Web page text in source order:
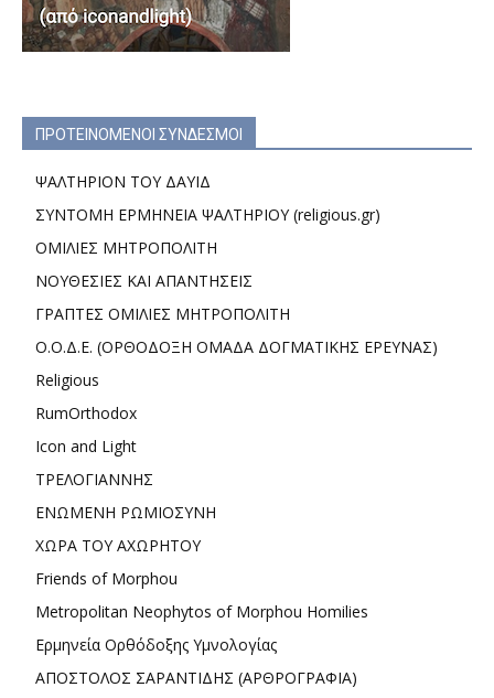
ΠΡΟΤΕΙΝΟΜΕΝΟΙ ΣΥΝΔΕΣΜΟΙ
ΨΑΛΤΗΡΙΟΝ ΤΟΥ ΔΑΥΙΔ
ΣΥΝΤΟΜΗ ΕΡΜΗΝΕΙΑ ΨΑΛΤΗΡΙΟΥ (religious.gr)
ΟΜΙΛΙΕΣ ΜΗΤΡΟΠΟΛΙΤΗ
ΝΟΥΘΕΣΙΕΣ ΚΑΙ ΑΠΑΝΤΗΣΕΙΣ
ΓΡΑΠΤΕΣ ΟΜΙΛΙΕΣ ΜΗΤΡΟΠΟΛΙΤΗ
Ο.Ο.Δ.Ε. (ΟΡΘΟΔΟΞΗ ΟΜΑΔΑ ΔΟΓΜΑΤΙΚΗΣ ΕΡΕΥΝΑΣ)
Religious
RumOrthodox
Icon and Light
ΤΡΕΛΟΓΙΑΝΝΗΣ
ΕΝΩΜΕΝΗ ΡΩΜΙΟΣΥΝΗ
ΧΩΡΑ ΤΟΥ ΑΧΩΡΗΤΟΥ
Friends of Morphou
Metropolitan Neophytos of Morphou Homilies
Ερμηνεία Ορθόδοξης Υμνολογίας
ΑΠΟΣΤΟΛΟΣ ΣΑΡΑΝΤΙΔΗΣ (ΑΡΘΡΟΓΡΑΦΙΑ)